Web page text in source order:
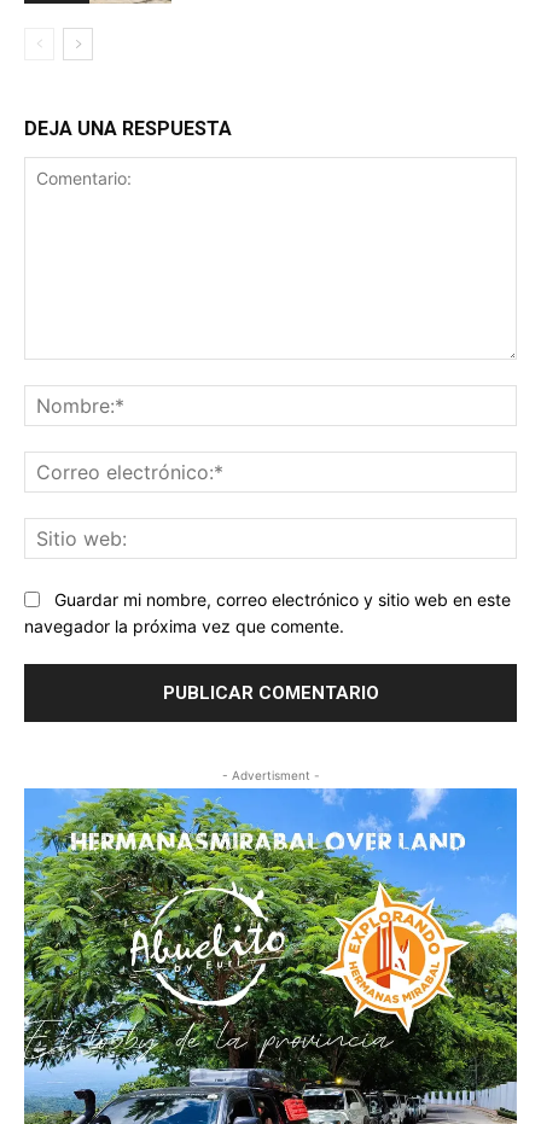
DEJA UNA RESPUESTA
Guardar mi nombre, correo electrónico y sitio web en este
navegador la próxima vez que comente.
- Advertisment -